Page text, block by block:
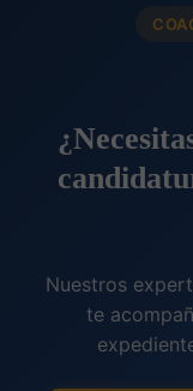
Nuestros
te